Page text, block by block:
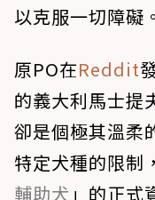
以克服一切障礙。
原PO在Reddit
的義大利馬士提
卻是個極其溫柔
特定犬種的限制
輔助犬 」的正式